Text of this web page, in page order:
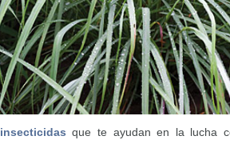
insecticidas que te ayudan en la lucha